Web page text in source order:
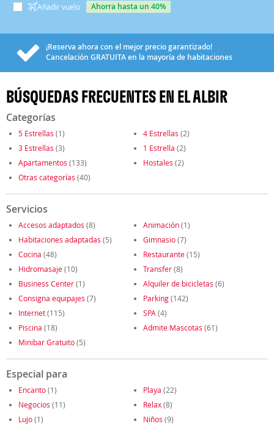
Añadir vuelo ahorra hasta un 40%
¡Reserva ahora con el mejor precio garantizado!
Cancelación GRATUITAen la mayoría de habitaciones
BÚSQUEDAS FRECUENTES EN EL ALBIR
Categorías
5 Estrellas (1) 4 Estrellas (2)
3 Estrellas (3) 1 Estrella (2)
Apartamentos (133) Hostales (2)
Otras categorías (40)
Servicios
Accesos adaptados (8) Animación(1)
Habitaciones adaptadas (5) Gimnasio(7)
Cocina (48) Restaurante(15)
Hidromasaje(10) Transfer(8)
Business Center(1) Alquiler de bicicletas (6)
Consigna equipajes (7) Parking(142)
Internet(115) SPA (4)
Piscina (18) Admite Mascotas (61)
Minibar Gratuito(5)
Especial para
Encanto(1) Playa (22)
Negocios (11) Relax(8)
Lujo(1) Niños (9)